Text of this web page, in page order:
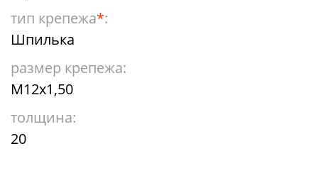
тип крепежа*:
Шпилька
размер крепежа:
М12х1,50
толщина:
20